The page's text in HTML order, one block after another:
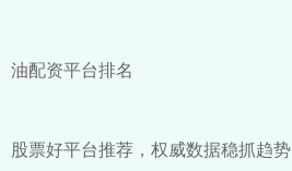
油配资平台排名
股票好平台推荐，权威数据稳抓趋势